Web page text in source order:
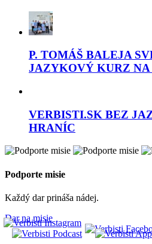
P. TOMÁŠ BALEJA
JAZYKOVÝ KURZ
VERBISTI.SK BEZ
HRANÍC
Podporte misie
Každý dar prináša nádej.
Dar na misie